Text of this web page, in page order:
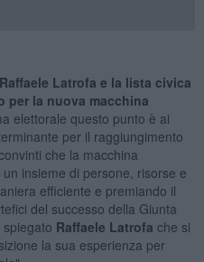
Latrofa e la lista civica
per la nuova macchina
elettorale questo punto è ai
per il raggiungimento
che la macchina
insieme di persone, risorse e
efficiente e premiando il
del successo della Giunta
Raffaele Latrofa che si
la sua esperienza per